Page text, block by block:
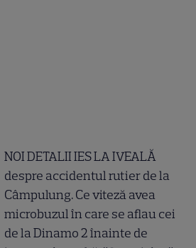
NOI DETALII IES LA IVEALĂ
despre accidentul rutier de la
Câmpulung. Ce viteză avea
microbuzul în care se aflau cei
de la Dinamo 2 înainte de